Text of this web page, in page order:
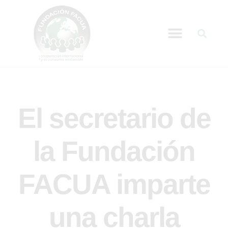
El secretario de
la Fundación
FACUA imparte
una charla